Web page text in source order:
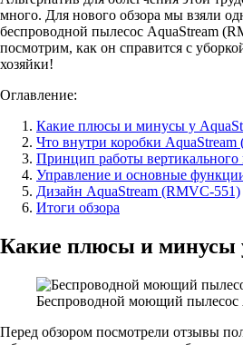
много. Для нового обзора мы взяли
беспроводной пылесос AquaStream
посмотрим, как он справится с
хозяйки!
Оглавление:
Какие плюсы и минусы у
Что внутри коробки
Принцип работы вертикального
Управление и основные
Дизайн AquaStream (RMVC-551)
Итоги обзора
Какие плюсы и минусы
Беспроводной моющий пылесос
Перед обзором посмотрели отзывы